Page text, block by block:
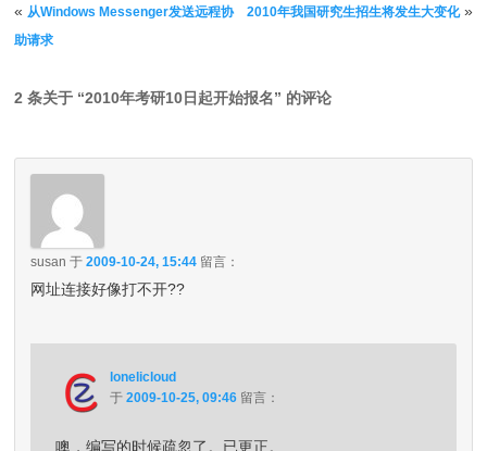
文章导航
« 从Windows Messenger发送远程协
助请求
2010年我国研究生招生将发生大变化»
2 条关于 “2010年考研10日起开始报名” 的评论
susan 于2009-10-24, 15:44 留言：
网址连接好像打不开??
lonelicloud
于2009-10-25, 09:46 留言：
噢，编写的时候疏忽了。已更正。